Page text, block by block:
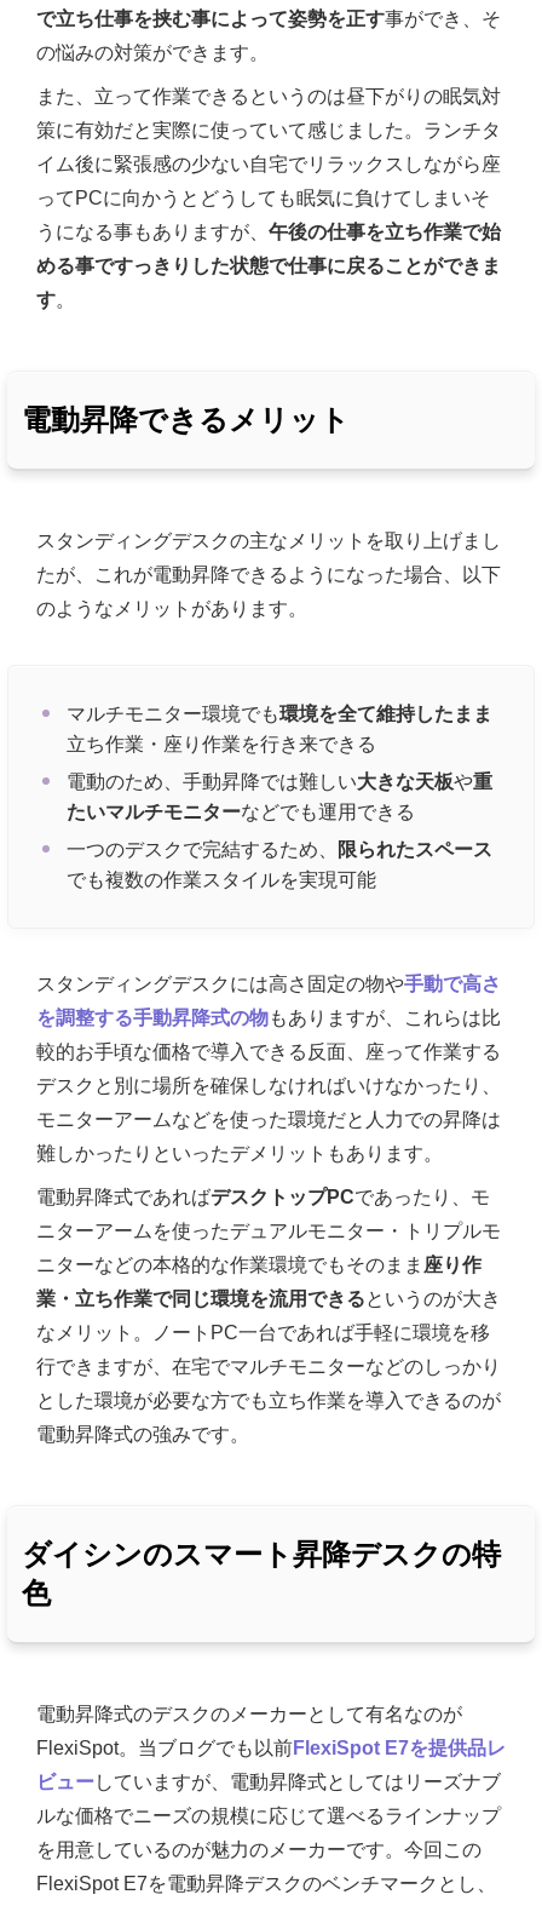
で立ち仕事を挟む事によって姿勢を正す事ができ、そ
の悩みの対策ができます。
また、立って作業できるというのは昼下がりの眠気対
策に有効だと実際に使っていて感じました。ランチタ
イム後に緊張感の少ない自宅でリラックスしながら座
ってPCに向かうとどうしても眠気に負けてしまいそ
うになる事もありますが、 午後の仕事を立ち作業で始
める事ですっきりした状態で仕事に戻ることができま
す。
電動昇降できるメリット
スタンディングデスクの主なメリットを取り上げまし
たが、これが電動昇降できるようになった場合、以下
のようなメリットがあります。
マルチモニター環境でも環境を全て維持したまま
立ち作業・座り作業を行き来できる
電動のため、手動昇降では難しい大きな天板や重
たいマルチモニターなどでも運用できる
一つのデスクで完結するため、
限られたスペース
でも複数の作業スタイルを実現可能
スタンディングデスクには高さ固定の物や手動で高さ
を調整する手動昇降式の物もありますが、これらは比
較的お手頃な価格で導入できる反面、座って作業する
デスクと別に場所を確保しなければいけなかったり、
モニターアームなどを使った環境だと人力での昇降は
難しかったりといったデメリットもあります。
電動昇降式であればデスクトップPCであったり、モ
ニターアームを使ったデュアルモニター・トリプルモ
ニターなどの本格的な作業環境でもそのまま 座り作
業・立ち作業で同じ環境を流用できるというのが大き
なメリット。ノートPC一台であれば手軽に環境を移
行できますが、在宅でマルチモニターなどのしっかり
とした環境が必要な方でも立ち作業を導入できるのが
電動昇降式の強みです。
ダイシンのスマート昇降デスクの特
色
電動昇降式のデスクのメーカーとして有名なのが
FlexiSpot。当ブログでも以前FlexiSpot E7を提供品レ
ビューしていますが、電動昇降式としてはリーズナブ
ルな価格でニーズの規模に応じて選べるラインナップ
を用意しているのが魅力のメーカーです。今回この
FlexiSpot E7を電動昇降デスクのベンチマークとし、